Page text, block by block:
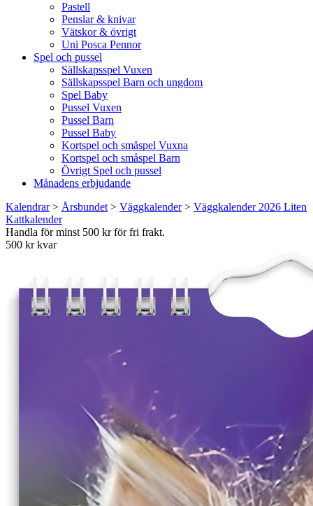
Pastell
Penslar & knivar
Vätskor & övrigt
Uni Posca Pennor
Spel och pussel
Sällskapsspel Vuxen
Sällskapsspel Barn och ungdom
Spel Baby
Pussel Vuxen
Pussel Barn
Pussel Baby
Kortspel och småspel Vuxna
Kortspel och småspel Barn
Övrigt Spel och pussel
Månadens erbjudande
Kalendrar> Årsbundet > Väggkalender> Väggkalender 2026 Liten
Kattkalender
Handla för minst 500 kr för fri frakt.
500 kr kvar